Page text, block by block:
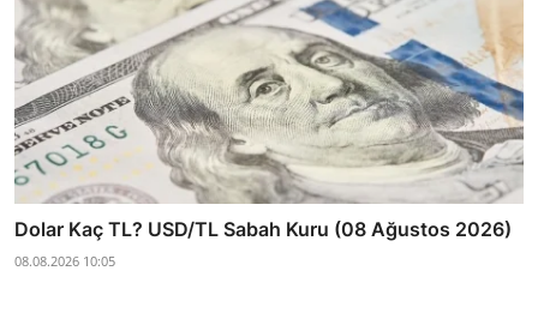
Dolar Kaç TL? USD/TL Sabah Kuru (08 Ağustos 2026)
08.08.2026 10:05